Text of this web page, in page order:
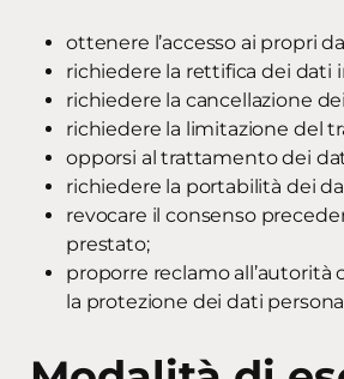
ottenere l’accesso ai propri
richiedere la rettifica dei dati
richiedere la cancellazione
richiedere la limitazione del
opporsi al trattamento dei
richiedere la portabilità dei
revocare il consenso
prestato;
proporre reclamo
la protezione dei dati